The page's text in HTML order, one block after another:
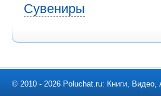
Сувениры
© 2010 - 2026 Poluchat.ru: Книги,